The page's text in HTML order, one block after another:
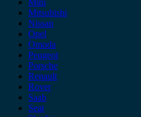
Mitsubishi
Nissan
Opel
Omoda
Peugeot
Porsche
Renault
Rover
Saab
Seat